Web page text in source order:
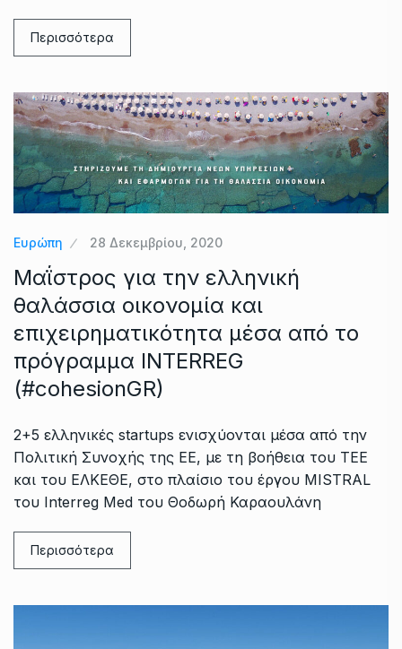
Περισσότερα
Ευρώπη 28 Δεκεμβρίου, 2020
Μαΐστρος για την ελληνική
θαλάσσια οικονομία και
επιχειρηματικότητα μέσα από το
πρόγραμμα INTERREG
(#cohesionGR)
2+5 ελληνικές startups ενισχύονται μέσα από την
Πολιτική Συνοχής της ΕΕ, με τη βοήθεια του ΤΕΕ
και του ΕΛΚΕΘΕ, στο πλαίσιο του έργου MISTRAL
του Interreg Med του Θοδωρή Καραουλάνη
Περισσότερα